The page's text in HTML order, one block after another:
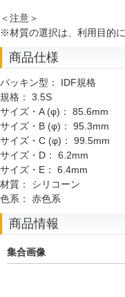
＜注意＞
※材質の選択は、利用目的
商品仕様
パッキン型： IDF規格
規格： 3.5S
サイズ・A (φ)： 85.6mm
サイズ・B (φ)： 95.3mm
サイズ・C (φ)： 99.5mm
サイズ・D： 6.2mm
サイズ・E： 6.4mm
材質： シリコーン
色系： 赤色系
商品情報
集合画像